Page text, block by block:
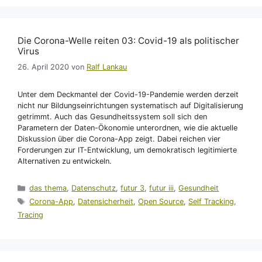
Die Corona-Welle reiten 03: Covid-19 als politischer
Virus
26. April 2020 von Ralf Lankau
Unter dem Deckmantel der Covid-19-Pandemie werden derzeit
nicht nur Bildungseinrichtungen systematisch auf Digitalisierung
getrimmt. Auch das Gesundheitssystem soll sich den
Parametern der Daten-Ökonomie unterordnen, wie die aktuelle
Diskussion über die Corona-App zeigt. Dabei reichen vier
Forderungen zur IT-Entwicklung, um demokratisch legitimierte
Alternativen zu entwickeln.
Kategorien
das thema, Datenschutz,futur 3,futur iii,Gesundheit
Schlagwörter
Corona-App, Datensicherheit,Open Source, Self Tracking,
Tracing